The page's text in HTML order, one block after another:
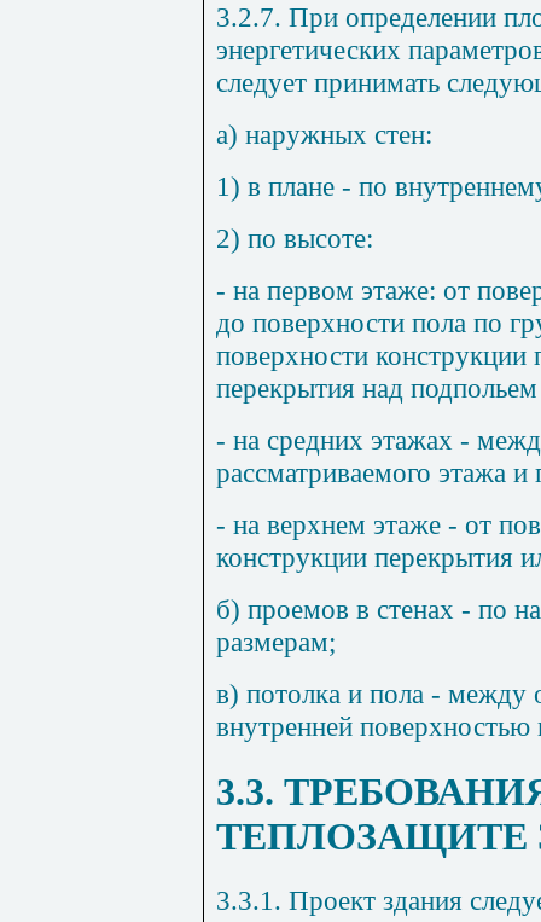
3.2.7. При определении
энергетических
следует принимать
а) наружных стен:
1) в плане - по
2) по высоте:
- на первом этаже: от
до поверхности пола по
поверхности конструкции
перекрытия над
- на средних этажах -
рассматриваемого этажа
- на верхнем этаже - от
конструкции перекрытия
б) проемов в стенах - по
размерам;
в) потолка и пола - между
внутренней
3.3.
ТЕПЛОЗАЩИТЕ
3.3.1. Проект здания